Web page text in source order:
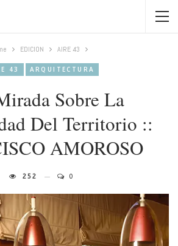
EDICION AIRE 43
43 ARQUITECTURA
Sobre La
Del Territorio ::
AMOROSO
252 0